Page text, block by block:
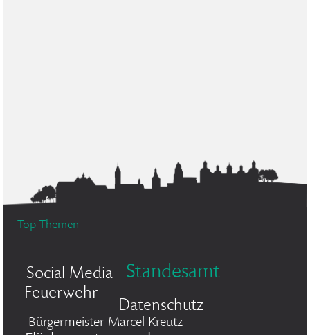
Top Themen
Social Media Standesamt
Feuerwehr
Datenschutz
Bürgermeister Marcel Kreutz